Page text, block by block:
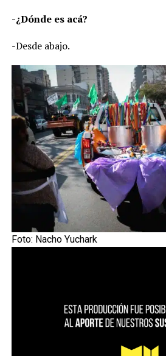
-¿Dónde es acá?
-Desde abajo.
Foto: Nacho Yuchark